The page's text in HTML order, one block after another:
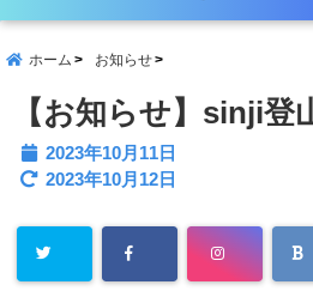
ホーム お知らせ
【お知らせ】sinji登
2023年10月11日
2023年10月12日